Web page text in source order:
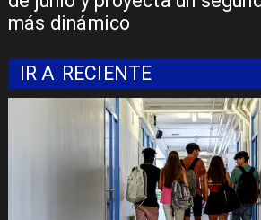
más dinámico
IR A RECIENTE